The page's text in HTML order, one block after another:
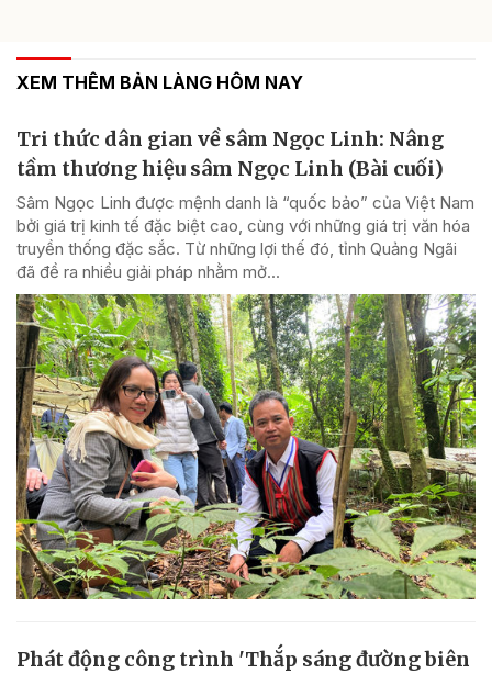
XEM THÊM BẢN LÀNG HÔM NAY
Tri thức dân gian về sâm Ngọc Linh: Nâng
tầm thương hiệu sâm Ngọc Linh (Bài cuối)
Sâm Ngọc Linh được mệnh danh là “quốc bảo” của Việt Nam
bởi giá trị kinh tế đặc biệt cao, cùng với những giá trị văn hóa
truyền thống đặc sắc. Từ những lợi thế đó, tỉnh Quảng Ngãi
đã đề ra nhiều giải pháp nhằm mở...
Phát động công trình 'Thắp sáng đường biên